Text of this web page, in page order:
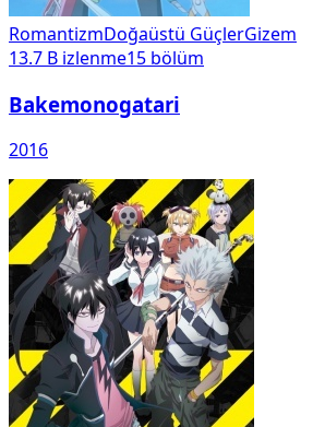
RomantizmDoğaüstü GüçlerGizem
13.7 B izlenme15 bölüm
Bakemonogatari
2016